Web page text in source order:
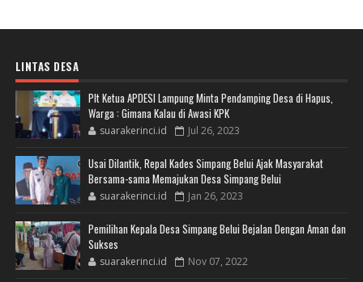
LINTAS DESA
Plt Ketua APDESI Lampung Minta Pendamping Desa di Hapus,
Warga : Gimana Kalau di Awasi KPK
suarakerinci.id Jul 26, 2023
Usai Dilantik, Repal Kades Simpang Belui Ajak Masyarakat
Bersama-sama Memajukan Desa Simpang Belui
suarakerinci.id Jan 26, 2023
Pemilihan Kepala Desa Simpang Belui Bejalan Dengan Aman dan
Sukses
suarakerinci.id Nov 07, 2022